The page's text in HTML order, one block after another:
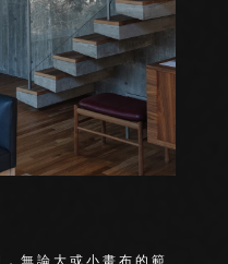
無論大或小畫布的範